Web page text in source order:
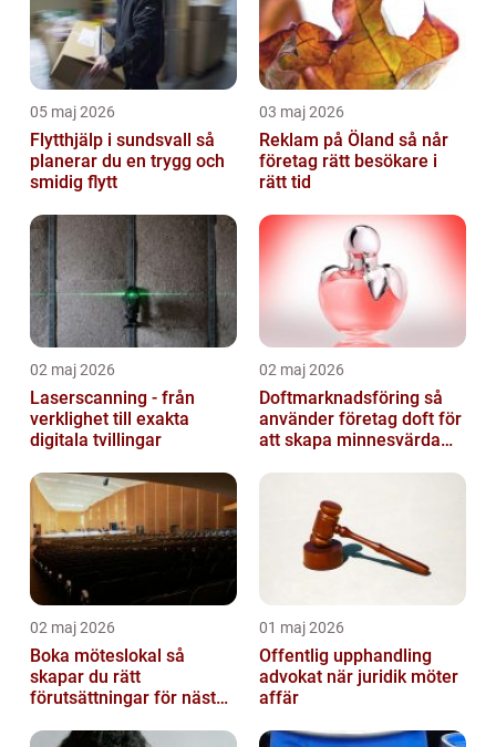
05 maj 2026
Flytthjälp i sundsvall så
planerar du en trygg och
smidig flytt
03 maj 2026
Reklam på Öland så når
företag rätt besökare i
rätt tid
02 maj 2026
Laserscanning - från
verklighet till exakta
digitala tvillingar
02 maj 2026
Doftmarknadsföring så
använder företag doft för
att skapa minnesvärda
02 maj 2026
Boka möteslokal så
skapar du rätt
förutsättningar för nästa
01 maj 2026
Offentlig upphandling
advokat när juridik möter
affär